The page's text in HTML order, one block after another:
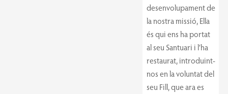
desenvolupament de
la nostra missió, Ella
és qui ens ha portat
al seu Santuari i l’ha
restaurat, introduint-
nos en la voluntat del
seu Fill, que ara es